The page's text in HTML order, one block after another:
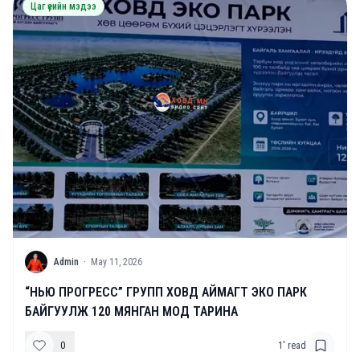
Цаг үеийн мэдээ
A Admin · May 11, 2026
“НЬЮ ПРОГРЕСС” ГРУПП ХОВД АЙМАГТ ЭКО ПАРК
БАЙГУУЛЖ 120 МЯНГАН МОД ТАРИНА
0 1 ' read